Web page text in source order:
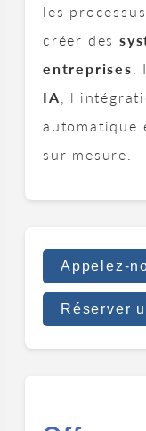
les
créer des
entreprises
IA ,
automatique
sur mesure.
Appelez-
Réserver